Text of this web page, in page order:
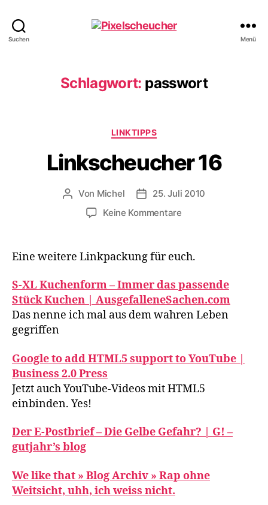
Suchen Menü
Schlagwort: passwort
Kategorien
LINKTIPPS
Linkscheucher 16
Beitragsautor
Von Michel Veröffentlichungsdatum
25. Juli 2010
Keine Kommentarezu
Eine weitere Linkpackung für euch.
S-XL Kuchenform – Immer das passende
Stück Kuchen | AusgefalleneSachen.com
Das nenne ich mal aus dem wahren Leben
gegriffen
Google to add HTML5 support to YouTube |
Business 2.0 Press
Jetzt auch YouTube-Videos mit HTML5
einbinden. Yes!
Der E-Postbrief – Die Gelbe Gefahr? | G! –
gutjahr’s blog
We like that » Blog Archiv » Rap ohne
Weitsicht, uhh, ich weiss nicht.